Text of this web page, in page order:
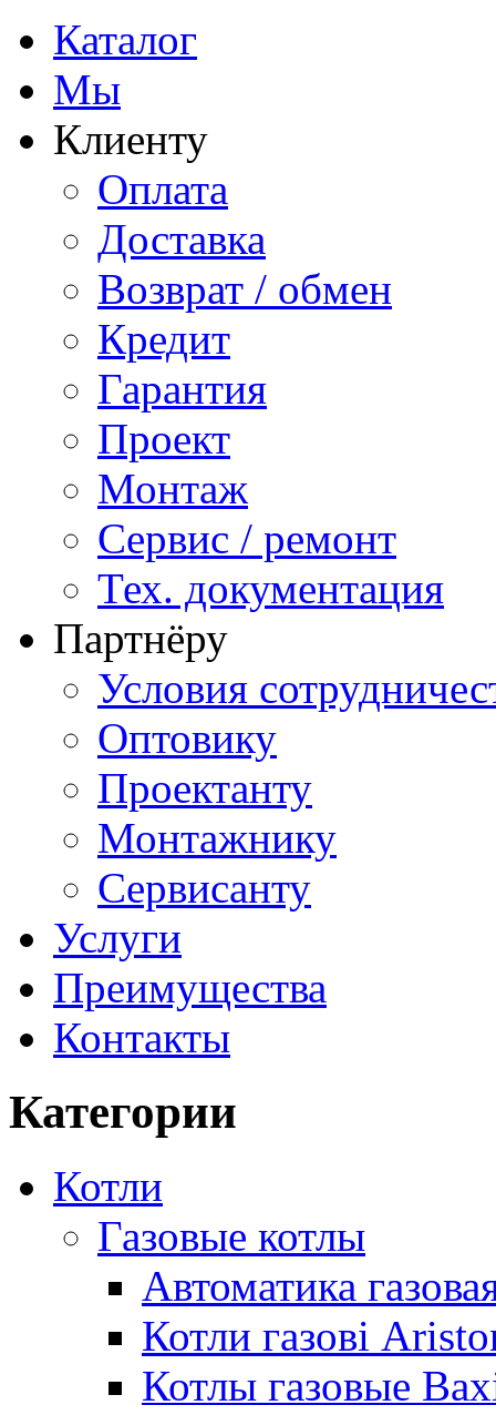
Каталог
Мы
Клиенту
Оплата
Доставка
Возврат / обмен
Кредит
Гарантия
Проект
Монтаж
Сервис / ремонт
Тех. документация
Партнёру
Условия
Оптовику
Проектанту
Монтажнику
Сервисанту
Услуги
Преимущества
Контакты
Категории
Котли
Газовые котлы
Автоматика
Котли газові
Котлы газовые